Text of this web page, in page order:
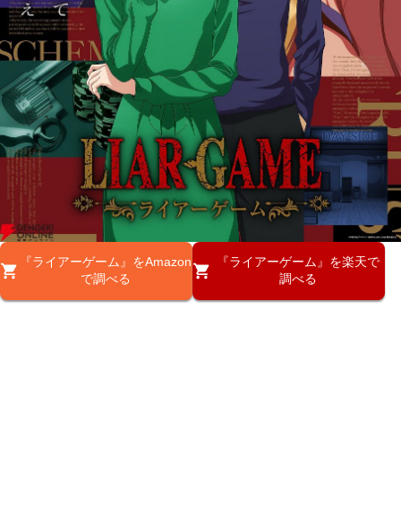
『ライアーゲーム』をAmazon
で調べる
『ライアーゲーム』を楽天で
調べる